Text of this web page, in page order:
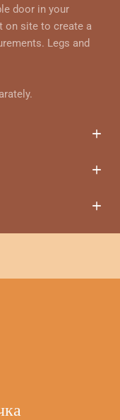
door in your
on site to create a
Legs and